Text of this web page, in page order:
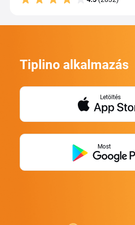
Tiplino alkalmazás
Letöltés
Most